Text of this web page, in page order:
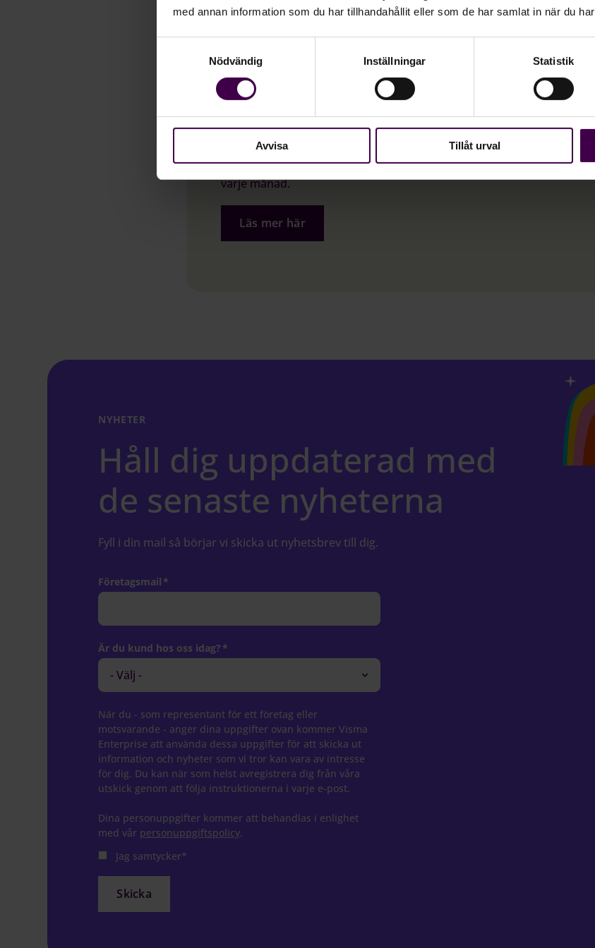
med annan information som du har tillhandahållit eller som de har samlat in när du
Nödvändig
Inställningar Statistik
Avvisa Tillåt urval
BANKFILER
Säkra hanteringen av ditt företags
bankfiler
Används av över 120 000 företag och stödjer säkra
transaktioner för cirka fem miljoner överföringar
varje månad.
Läs mer här
NYHETER
Håll dig uppdaterad med
de senaste nyheterna
Fyll i din mail så börjar vi skicka ut nyhetsbrev till dig.
Företagsmail *
Är du kund hos oss idag? *
När du - som representant för ett företag eller
motsvarande - anger dina uppgifter ovan kommer Visma
Enterprise att använda dessa uppgifter för att skicka ut
information och nyheter som vi tror kan vara av intresse
för dig. Du kan när som helst avregistrera dig från våra
utskick genom att följa instruktionerna i varje e-post.
Dina personuppgifter kommer att behandlas i enlighet
med vår personuppgiftspolicy.
Jag samtycker*